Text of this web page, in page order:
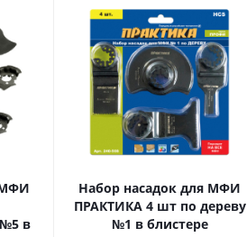
МФИ
в
Набор насадок для МФИ
ПРАКТИКА 4 шт по дереву
№1 в блистере